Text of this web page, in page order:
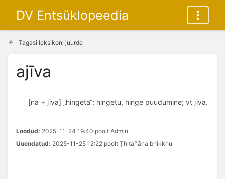
DV Entsüklopeedia
Tagasi leksikoni juurde
ajīva
[na + jīva] „hingeta“; hingetu, hinge puudumine; vt jīva.
Loodud: 2025-11-24 19:40 poolt Admin
Uuendatud: 2025-11-25 12:22 poolt Ṭhitañāṇa bhikkhu